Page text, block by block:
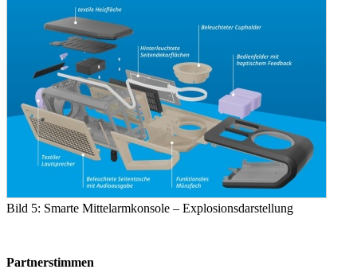
Bild 5: Smarte Mittelarmkonsole – Explosionsdarstellung
Partnerstimmen